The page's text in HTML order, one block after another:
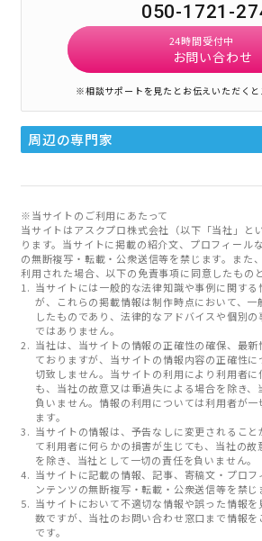
050-1721-
24時間受付中
お問い合わせ
※相談サポートを見たとお伝えいただくと
周辺の専門家
※当サイトのご利用にあたって
当サイトはアスクプロ株式会社（以下「当社」と
ります。当サイトに掲載の紹介文、プロフィール
の無断複写・転載・公衆送信等を禁じます。また
利用された場合、以下の免責事項に同意したもの
当サイトには一般的な法律知識や事例に関す
が、これらの掲載情報は制作時点において、一
したものであり、法律的なアドバイスや個別
ではありません。
当社は、当サイトの情報の正確性の確保、最
ておりますが、当サイトの情報内容の正確性
切致しません。当サイトの利用により利用者に
も、当社の故意又は重過失による場合を除き、
負いません。情報の利用については利用者が
ます。
当サイトの情報は、予告なしに変更されること
て利用者に何らかの損害が生じても、当社の
を除き、当社として一切の責任を負いません。
当サイトに記載の情報、記事、寄稿文・プロフ
ンテンツの無断複写・転載・公衆送信等を禁じ
当サイトにおいて不適切な情報や誤った情報
数ですが、当社のお問い合わせ窓口まで情報
です。